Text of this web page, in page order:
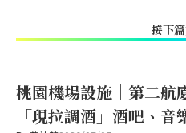
接下
桃園機場設施｜第二航
「現拉調酒」酒吧、